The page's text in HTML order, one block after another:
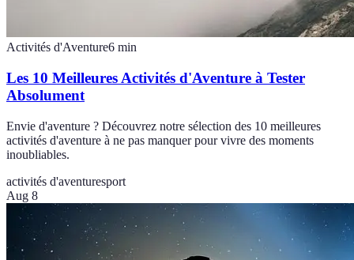
Activités d'Aventure6 min
Les 10 Meilleures Activités d'Aventure à Tester
Absolument
Envie d'aventure ? Découvrez notre sélection des 10 meilleures
activités d'aventure à ne pas manquer pour vivre des moments
inoubliables.
activités d'aventuresport
Aug 8